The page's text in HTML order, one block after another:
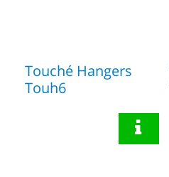
Touché Hangers
Touh6